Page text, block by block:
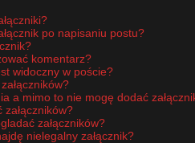
po napisaniu postu?
komentarz?
widoczny w poście?
a mimo to nie mogę dodać
załączników?
nielegalny załącznik?